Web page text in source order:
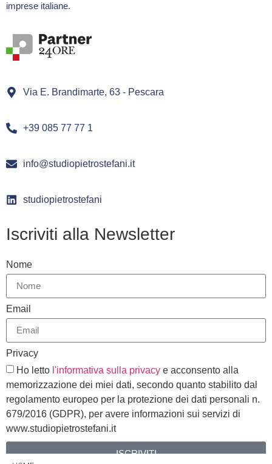
imprese italiane.
Via E. Brandimarte, 63 - Pescara
+39 085 77 77 1
info@studiopietrostefani.it
studiopietrostefani
Iscriviti alla Newsletter
Nome
Email
Privacy
Ho letto l'informativa sulla privacy e acconsento alla
memorizzazione dei miei dati, secondo quanto stabilito dal
regolamento europeo per la protezione dei dati personali n.
679/2016 (GDPR), per avere informazioni sui servizi di
www.studiopietrostefani.it
ISCRIVITI